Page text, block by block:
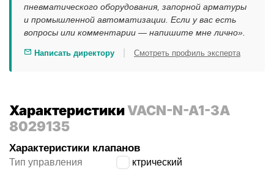
пневматического оборудования, запорной арматуры
и промышленной автоматизации. Если у вас есть
вопросы или комментарии — напишите мне лично».
Написать директору Смотреть профиль эксперта
ХарактеристикиVACN-N-A1-3A
8029135
Характеристики клапанов
Тип управления
электрический